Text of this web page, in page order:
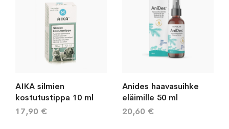
AIKA silmien
kostutustippa 10 ml
17,90 €
Anides haavasuihke
eläimille 50 ml
20,60 €